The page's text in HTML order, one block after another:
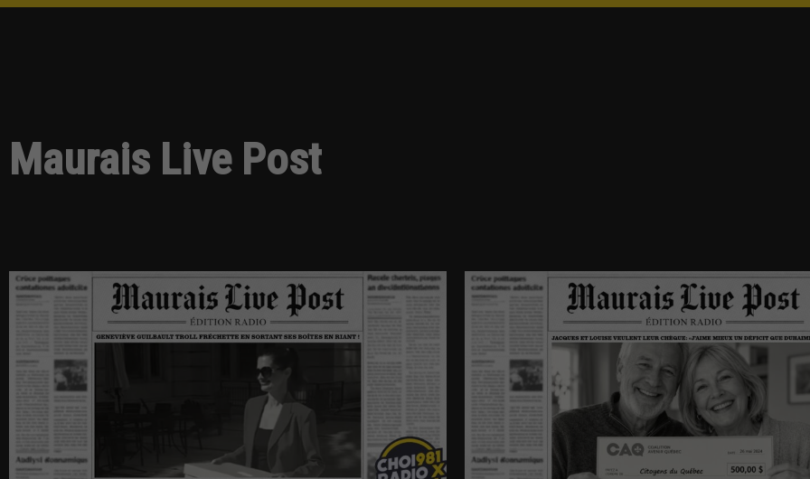
Maurais Live Post